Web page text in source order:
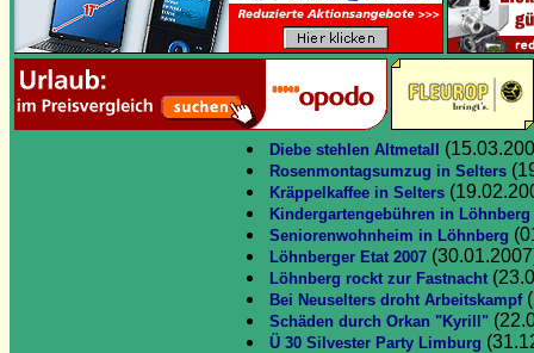
Diebe stehlen Altmetall
Rosenmontagsumzug in Selters
Kräppelkaffee in Selters
Kindergartengebühren in Löhnberg
Seniorenwohnheim in Löhnberg
Löhnberger Etat 2007
Löhnberg rockt zur Fastnacht
Bei Neuselters droht Arbeitskampf
Schäden durch Orkan "Kyrill"
Ü 30 Silvester Party Limburg